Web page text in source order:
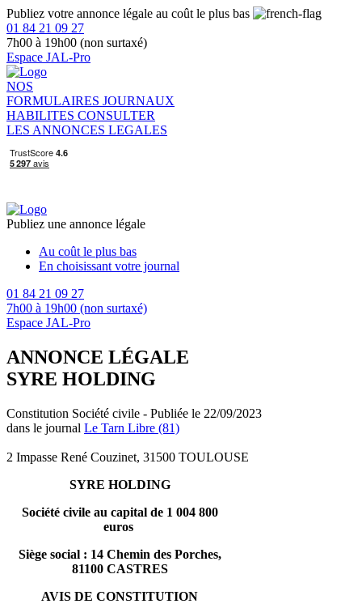
Publiez votre annonce légale au coût le plus bas
01 84 21 09 27
7h00 à 19h00 (non surtaxé)
Espace JAL-Pro
NOS
FORMULAIRES JOURNAUX
HABILITES CONSULTER
LES ANNONCES LEGALES
Publiez une annonce légale
Au coût le plus bas
En choisissant votre journal
01 84 21 09 27
7h00 à 19h00 (non surtaxé)
Espace JAL-Pro
ANNONCE LÉGALE
SYRE HOLDING
Constitution Société civile - Publiée le 22/09/2023
dans le journal Le Tarn Libre (81)
2 Impasse René Couzinet, 31500 TOULOUSE
SYRE HOLDING
Société civile au capital de 1 004 800
euros
Siège social : 14 Chemin des Porches,
81100 CASTRES
AVIS DE CONSTITUTION